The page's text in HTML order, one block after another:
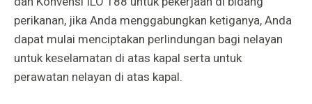
perikanan, jika Anda menggabungkan ketiganya, Anda
dapat mulai menciptakan perlindungan bagi nelayan
untuk keselamatan di atas kapal serta untuk
perawatan nelayan di atas kapal.